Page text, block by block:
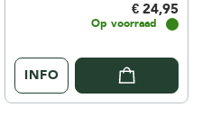
€ 24,95
Op voorraad
INFO